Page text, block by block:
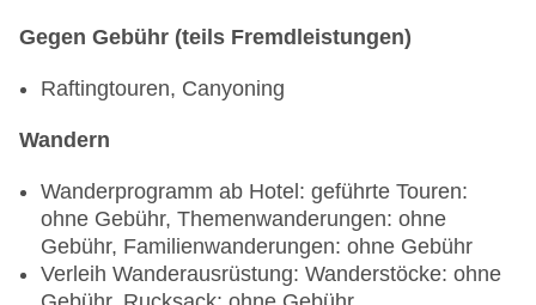
Gegen Gebühr (teils Fremdleistungen)
Raftingtouren, Canyoning
Wandern
Wanderprogramm ab Hotel: geführte Touren:
ohne Gebühr, Themenwanderungen: ohne
Gebühr, Familienwanderungen: ohne Gebühr
Verleih Wanderausrüstung: Wanderstöcke: ohne